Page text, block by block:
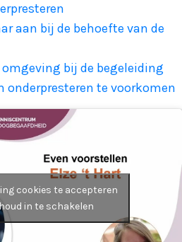
aan bij de behoefte van de
omgeving bij de begeleiding
onderpresteren te voorkomen
cookies te accepteren
in te schakelen